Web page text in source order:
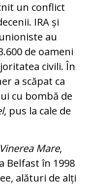
un conflict
IRA și
au
de oameni
civili. În
a scăpat ca
cu bombă de
, pus la cale de
Mare,
Belfast în 1998
alături de alți